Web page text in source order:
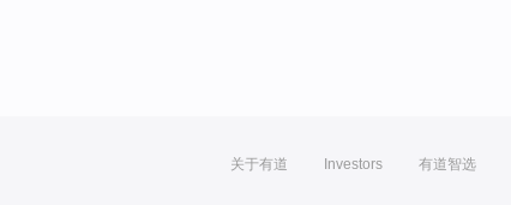
关于有道 Investors 有道智选